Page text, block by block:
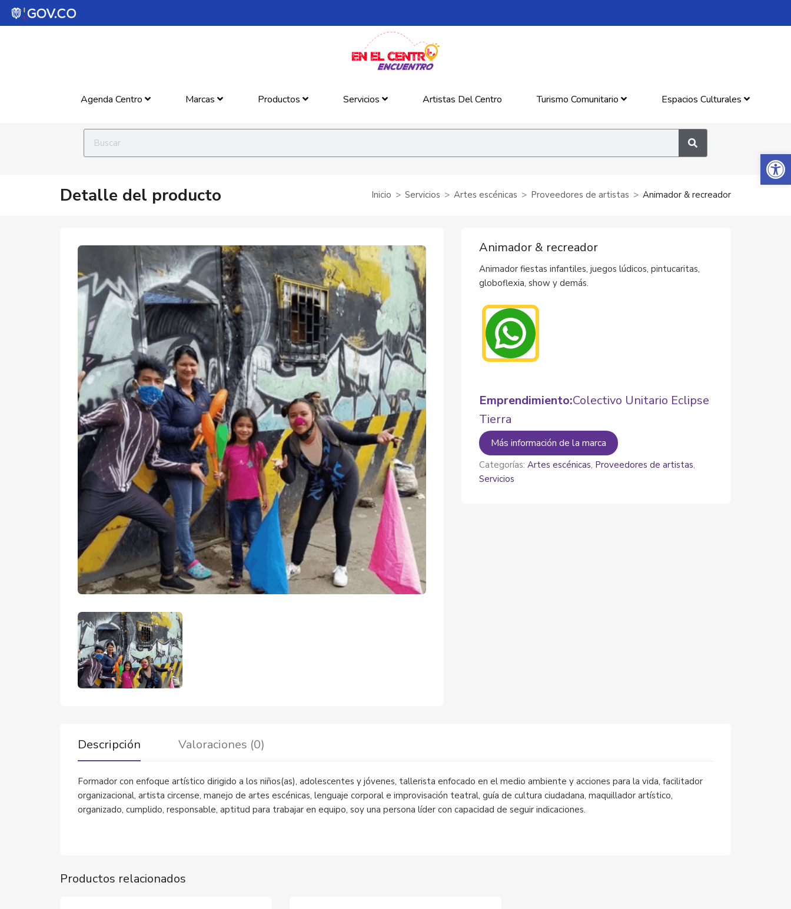
Abrir
Agenda Centro Marcas Productos Servicios Artistas Del Centro Turismo Comunitario Espacios Culturales
Detalle del producto Inicio Servicios Artes escénicas Proveedores de artistas Animador & recreador
Animador & recreador
Animador fiestas infantiles, juegos lúdicos, pintucaritas,
globoflexia, show y demás.
Emprendimiento:Colectivo Unitario Eclipse
Tierra
Más información de la marca
Categorías:Artes escénicas, Proveedores de artistas,
Servicios
Descripción Valoraciones (0)
Formador con enfoque artístico dirigido a los niños(as), adolescentes y jóvenes, tallerista enfocado en el medio ambiente y acciones para la vida, facilitador
organizacional, artista circense, manejo de artes escénicas, lenguaje corporal e improvisación teatral, guía de cultura ciudadana, maquillador artístico,
organizado, cumplido, responsable, aptitud para trabajar en equipo, soy una persona líder con capacidad de seguir indicaciones.
Productos relacionados